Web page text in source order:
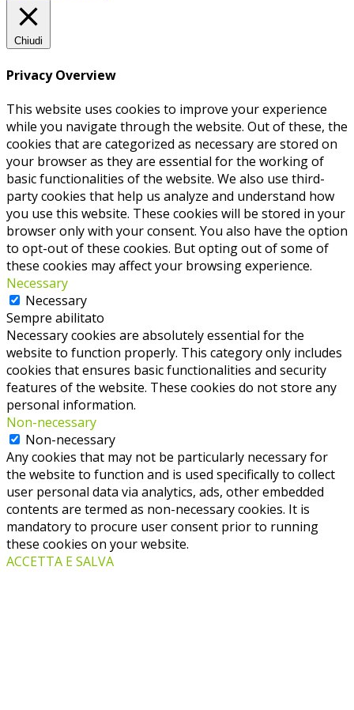
Chiudi
Privacy Overview
This website uses cookies to improve your experience
while you navigate through the website. Out of these, the
cookies that are categorized as necessary are stored on
your browser as they are essential for the working of
basic functionalities of the website. We also use third-
party cookies that help us analyze and understand how
you use this website. These cookies will be stored in your
browser only with your consent. You also have the option
to opt-out of these cookies. But opting out of some of
these cookies may affect your browsing experience.
Necessary
Necessary
Sempre abilitato
Necessary cookies are absolutely essential for the
website to function properly. This category only includes
cookies that ensures basic functionalities and security
features of the website. These cookies do not store any
personal information.
Non-necessary
Non-necessary
Any cookies that may not be particularly necessary for
the website to function and is used specifically to collect
user personal data via analytics, ads, other embedded
contents are termed as non-necessary cookies. It is
mandatory to procure user consent prior to running
these cookies on your website.
ACCETTA E SALVA